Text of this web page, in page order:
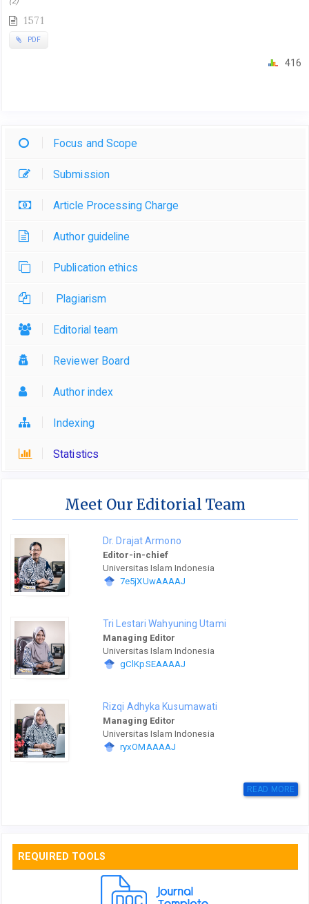
1571
PDF
416
Focus and Scope
Submission
Article Processing Charge
Author guideline
Publication ethics
Plagiarism
Editorial team
Reviewer Board
Author index
Indexing
Statistics
Meet Our Editorial Team
Dr. Drajat Armono
Editor-in-chief
Universitas Islam Indonesia
7e5jXUwAAAAJ
Tri Lestari Wahyuning Utami
Managing Editor
Universitas Islam Indonesia
gClKpSEAAAAJ
Rizqi Adhyka Kusumawati
Managing Editor
Universitas Islam Indonesia
ryxOMAAAAJ
READ MORE
REQUIRED TOOLS